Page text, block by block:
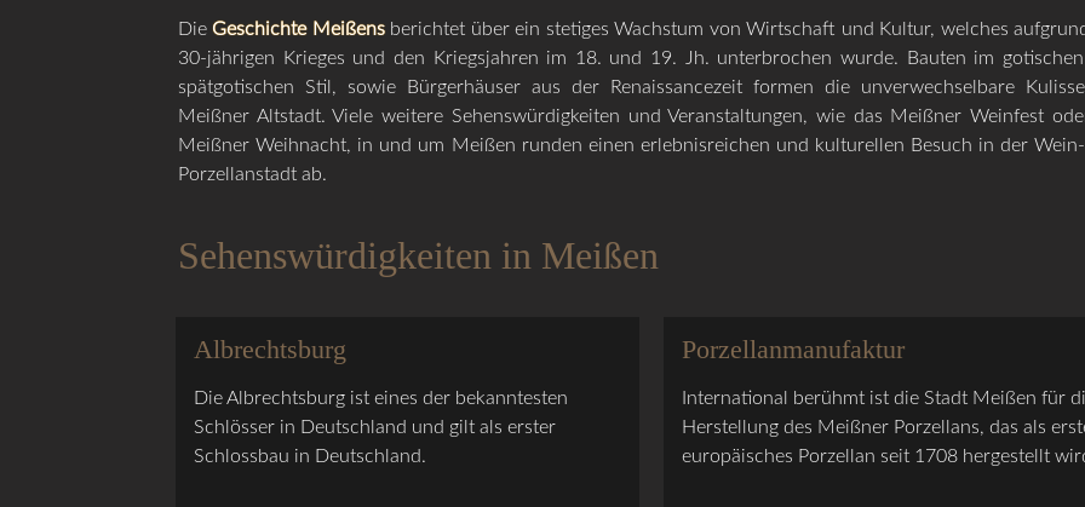
DieGeschichte Meißensberichtet über ein stetiges Wachstum von Wirtschaft und Kultur, welches
30-jährigen Krieges und den Kriegsjahren im 18. und 19. Jh. unterbrochen wurde. Bauten im
spätgotischen Stil, sowie Bürgerhäuser aus der Renaissancezeit formen die unverwechselbare
Meißner Altstadt. Viele weitere Sehenswürdigkeiten und Veranstaltungen, wie das Meißner Weinfest
Meißner Weihnacht, in und um Meißen runden einen erlebnisreichen und kulturellen Besuch in der
Porzellanstadt ab.
Sehenswürdigkeiten in Meißen
Albrechtsburg
Die Albrechtsburg ist eines der bekanntesten
Schlösser in Deutschland und gilt als erster
Schlossbau in Deutschland.
Porzellanmanufaktur
International berühmt ist die Stadt Meißen für
Herstellung des Meißner Porzellans, das als
europäisches Porzellan seit 1708 hergestellt